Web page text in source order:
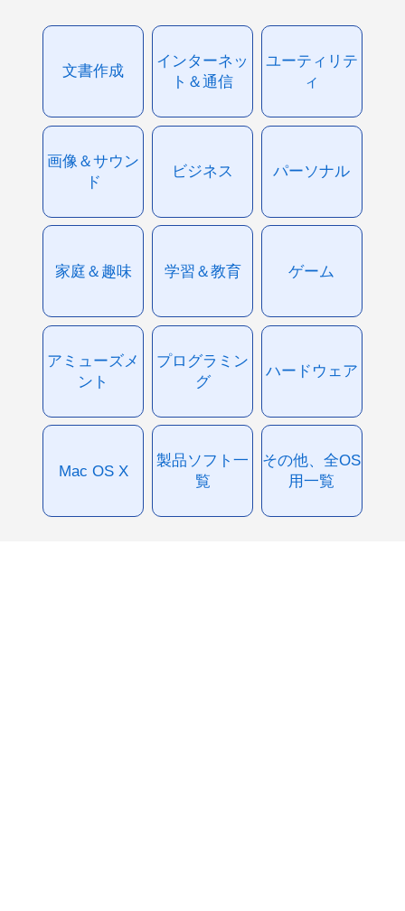
文書作成
インターネッ
ト＆通信
ユーティリテ
ィ
画像＆サウン
ド
ビジネス パーソナル
家庭＆趣味 学習＆教育 ゲーム
アミューズメ
ント
プログラミン
グ
ハードウェア
Mac OS X
製品ソフト一
覧
その他、全OS
用一覧